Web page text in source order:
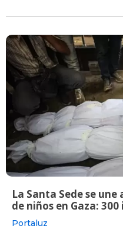
La Santa Sede se
de niños en Gaza:
Portaluz